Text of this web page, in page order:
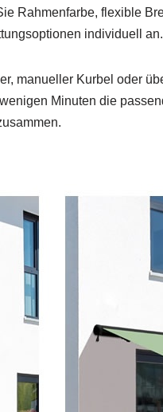
Rahmenfarbe, flexible
individuell an.
manueller Kurbel oder
Minuten die